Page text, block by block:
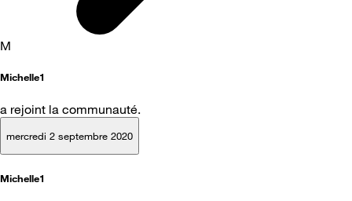
M
Michelle1
a rejoint la communauté.
mercredi 2 septembre 2020
Michelle1